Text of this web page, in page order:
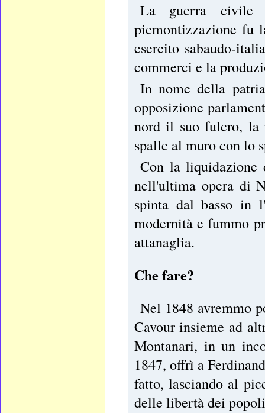
La guerra civile
piemontizzazione fu
esercito sabaudo-
commerci e la
In nome della
opposizione
nord il suo fulcro, la
spalle al muro con lo
Con la liquidazione
nell'ultima opera di
spinta dal basso
modernità e fummo
attanaglia.
Che fare?
Nel 1848 avremmo
Cavour insieme ad
Montanari, in un
1847, offrì a
fatto, lasciando al
delle libertà dei